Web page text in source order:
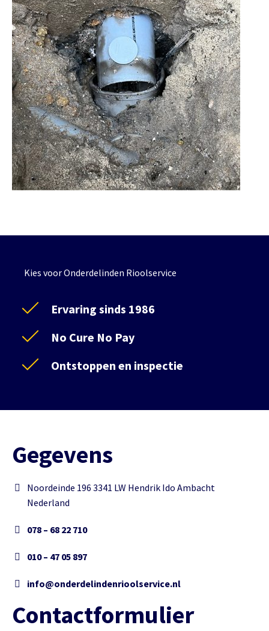
Kies voor Onderdelinden Rioolservice
Ervaring sinds 1986
No Cure No Pay
Ontstoppen en inspectie
Gegevens
Noordeinde 196 3341 LW Hendrik Ido Ambacht
Nederland
078 – 68 22 710
010 – 47 05 897
info@onderdelindenrioolservice.nl
Contactformulier